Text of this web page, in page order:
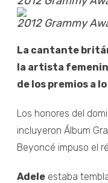
2012 Grammy
La cantante
la artista
de los premios a
Los honores del
incluyeron Álbum
Beyoncé impuso el
Adele estaba